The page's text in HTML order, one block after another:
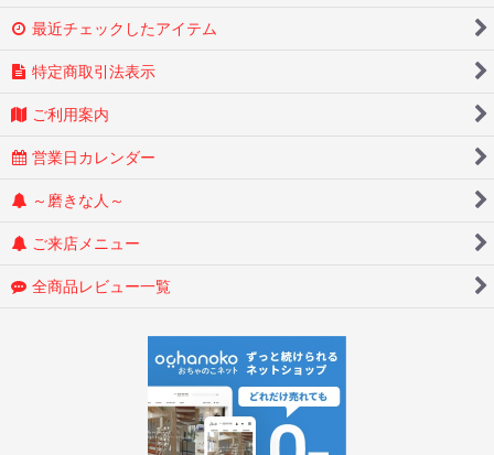
最近チェックしたアイテム
特定商取引法表示
ご利用案内
営業日カレンダー
～磨きな人～
ご来店メニュー
全商品レビュー一覧